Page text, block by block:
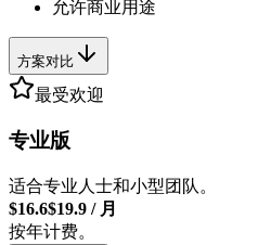
允许商业用途
方案对比
最受欢迎
专业版
适合专业人士和小型团队。
$16.6$19.9 / 月
按年计费。